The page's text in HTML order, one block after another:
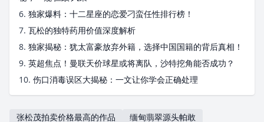
6. 独家爆料：十二星座的恋爱刁蛮任性排行榜！
7. 瓦松的独特药用价值深度解析
8. 独家揭秘：犹太富豪放弃外籍，选择中国国籍的背后真相！
9. 英超焦点！曼联天价球星或将离队，沙特挖角能否成功？
10. 伤口消毒误区大揭秘：一文让你学会正确处理
张松茂拍卖价格最高的作品 缅甸翡翠源头帕敢